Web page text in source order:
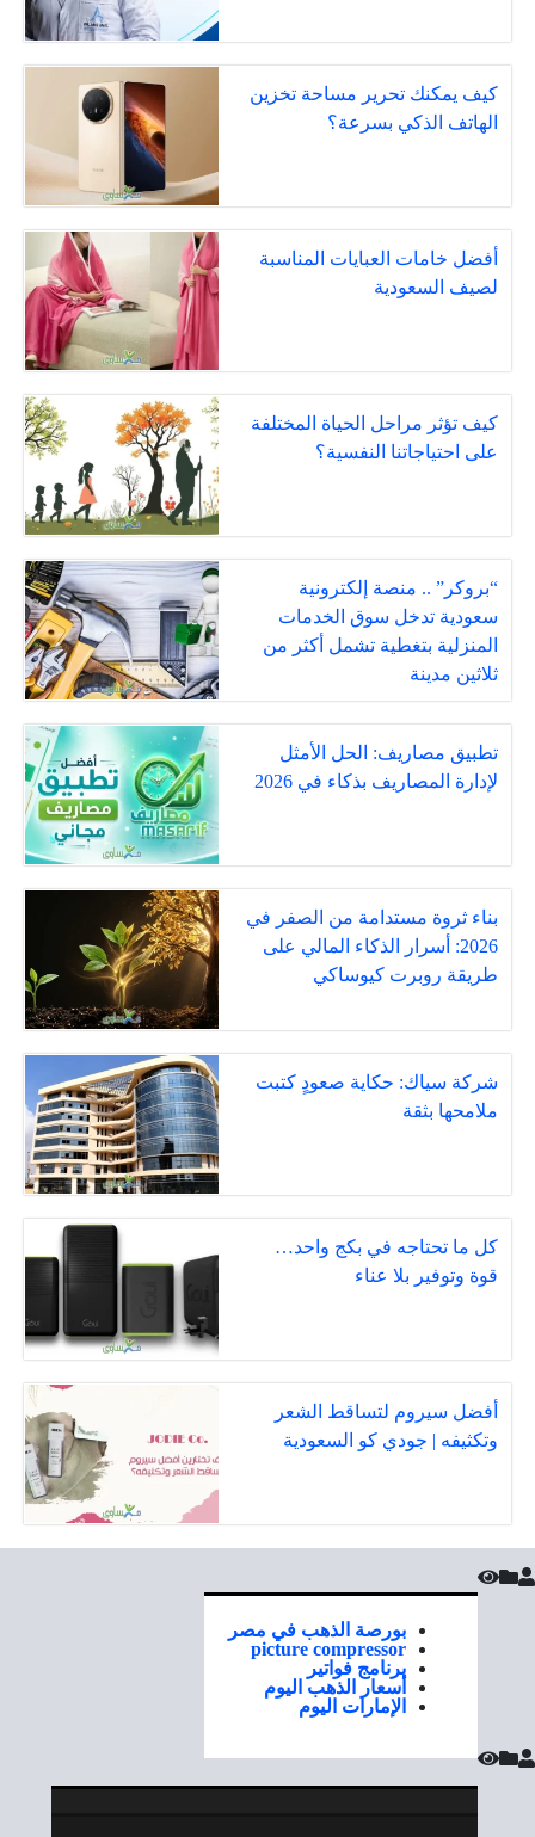
كيف يمكنك تحرير مساحة تخزين
الهاتف الذكي بسرعة؟
أفضل خامات العبايات المناسبة
لصيف السعودية
كيف تؤثر مراحل الحياة المختلفة
على احتياجاتنا النفسية؟
“بروكر” .. منصة إلكترونية
سعودية تدخل سوق الخدمات
المنزلية بتغطية تشمل أكثر من
ثلاثين مدينة
تطبيق مصاريف: الحل الأمثل
لإدارة المصاريف بذكاء في 2026
بناء ثروة مستدامة من الصفر في
2026: أسرار الذكاء المالي على
طريقة روبرت كيوساكي
شركة سياك: حكاية صعودٍ كتبت
ملامحها بثقة
كل ما تحتاجه في بكج واحد…
قوة وتوفير بلا عناء
أفضل سيروم لتساقط الشعر
وتكثيفه | جودي كو السعودية
بورصة الذهب في مصر
picture compressor
برنامج فواتير
أسعار الذهب اليوم
الإمارات اليوم